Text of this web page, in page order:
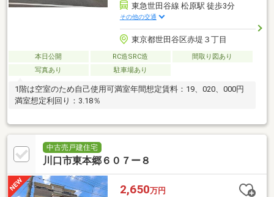
東急世田谷線 松原駅 徒歩3分
その他の交通
東京都世田谷区赤堤３丁目
本日公開 RC造SRC造
間取り図あり
写真あり
駐車場あり
1階は空室のため自己使用可満室年間想定賃料：19、020、000円
満室想定利回り：3.18％
中古売戸建住宅
川口市東本郷６０７ー８
2,650万円